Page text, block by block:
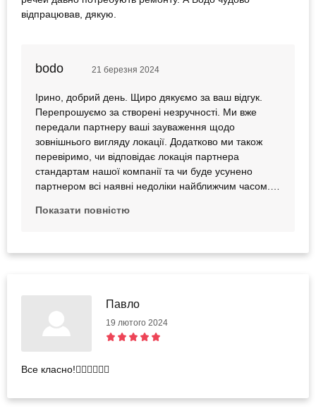
відпрацював, дякую.
bodo 21 березня 2024
Ірино, добрий день. Щиро дякуємо за ваш відгук.
Перепрошуємо за створені незручності. Ми вже
передали партнеру ваші зауваження щодо
зовнішнього вигляду локації. Додатково ми також
перевіримо, чи відповідає локація партнера
стандартам нашої компанії та чи буде усунено
партнером всі наявні недоліки найближчим часом.
сервіс, тому як вибачення на вашу пошту надіслано
Показати повністю
Павло
19 лютого 2024
Все класно!👍🏽👍🏽👍🏽